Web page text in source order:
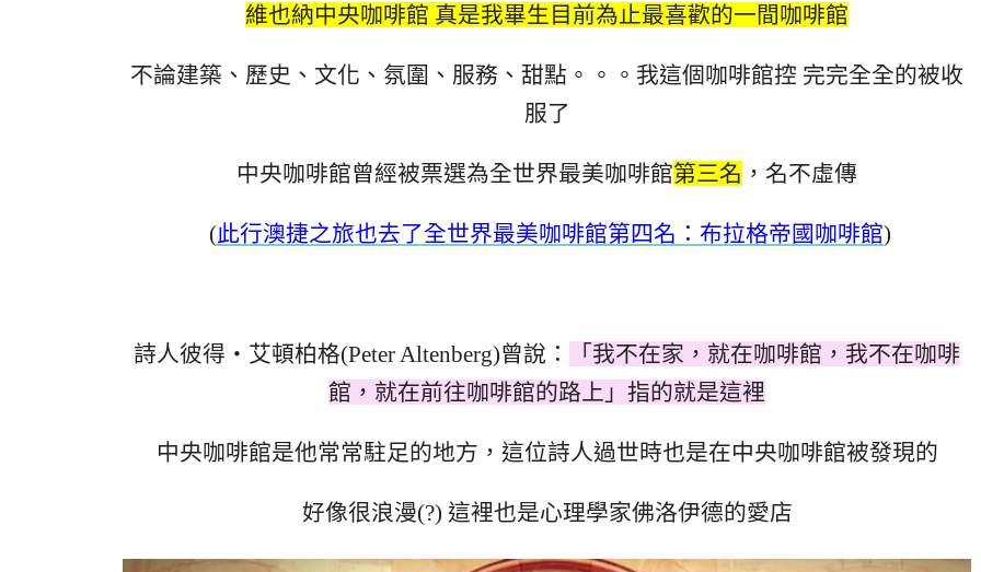
維也納中央咖啡館 真是我畢生目前為止最喜歡的一間咖啡館
不論建築、歷史、文化、氛圍、服務、甜點。。。我這個咖啡館控 完完全全的被收
服了
中央咖啡館曾經被票選為全世界最美咖啡館第三名 ，名不虛傳
(此行澳捷之旅也去了全世界最美咖啡館第四名：布拉格帝國咖啡館)
詩人彼得‧艾頓柏格(Peter Altenberg)曾說：
「我不在家，就在咖啡館，我不在咖啡
館，就在前往咖啡館的路上」指的就是這裡
中央咖啡館是他常常駐足的地方，這位詩人過世時也是在中央咖啡館被發現的
好像很浪漫(?) 這裡也是心理學家佛洛伊德的愛店